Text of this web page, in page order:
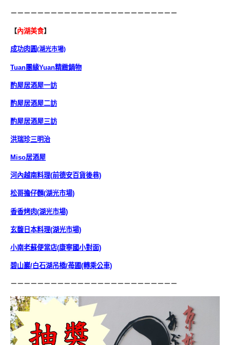
－－－－－－－－－－－－－－－－－－－－－－－－－
【內湖美食】
成功肉圓(湖光市場)
Tuan團緣Yuan精緻鍋物
酌屋居酒屋一訪
酌屋居酒屋二訪
酌屋居酒屋三訪
洪瑞珍三明治
Miso居酒屋
河內越南料理(前德安百貨後巷)
松哥擔仔麵(湖光市場)
香香烤肉(湖光市場)
玄馥日本料理(湖光市場)
小南老蘇便當店(康寧國小對面)
碧山巖/白石湖吊橋/苺圃(轉乘公車)
－－－－－－－－－－－－－－－－－－－－－－－－－